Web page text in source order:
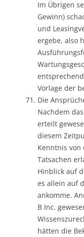
Im Übrigen
Gewinn)
und
ergebe, also
Vorlage der
Die
Nachdem
erteilt
diesem
Kenntnis
Tatsachen
Hinblick auf
es allein auf
ankomme.
B Inc.
hätten die